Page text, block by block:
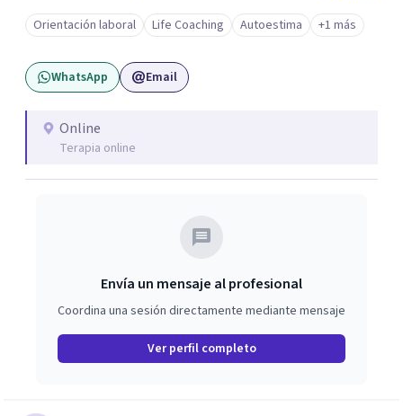
estudios contables como contadora pública
especializada en impuestos. Durante ese recorrido tuve la
oportunidad de liderar equipos, y fue allí donde descubrí
mi pasión por acompañar a las personas en su desarrollo
camino de autoconocimiento me llevó a cuestionar
creencias, miedos y mandatos que ya no estaban
alineados conmigo. Ese proceso me impulsó a tomar
con lo que realmente quiero construir. ✨
Orientación laboral Life Coaching Autoestima +1 más
WhatsApp Email
Online
Terapia online
Envía un mensaje al profesional
Coordina una sesión directamente mediante mensaje
Ver perfil completo